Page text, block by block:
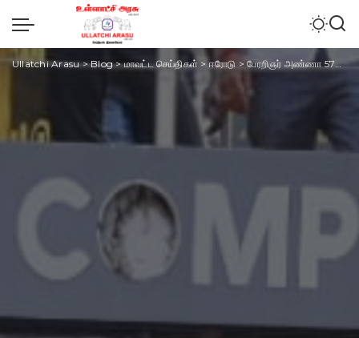
Ullatchi Arasu>Blog>மாவட்ட செய்திகள் >ஈரோடு >பேரறிஞர் அண்ணா 57வது நினைவு தினத்தை முன்னிட்டு அமைச்சர் முத்துசாமி மலரஞ்சலி செலுத்தினார்.